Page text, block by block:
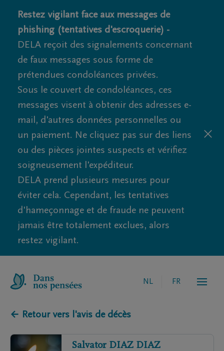
Restez vigilant face aux messages de
phishing (tentatives d'escroquerie) -
DELA reçoit des signalements concernant
de faux messages sous forme de
prétendues condoléances privées.
Sous le couvert de condoléances, ces
messages visent à obtenir des adresses e-
mail, d'autres données personnelles ou
un paiement. Ne cliquez pas sur des liens
ou des pièces jointes suspects et vérifiez
soigneusement l'expéditeur.
DELA prend plusieurs mesures pour
éviter cela. Cependant, les tentatives
d'hameçonnage et de fraude ne peuvent
jamais être totalement exclues, alors
restez vigilant.
NL FR
← Retour vers l'avis de décès
Salvator DIAZ DIAZ